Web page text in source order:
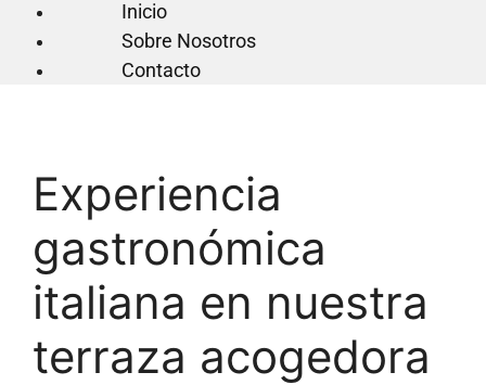
Inicio
Sobre Nosotros
Contacto
Experiencia
gastronómica
italiana en nuestra
terraza acogedora